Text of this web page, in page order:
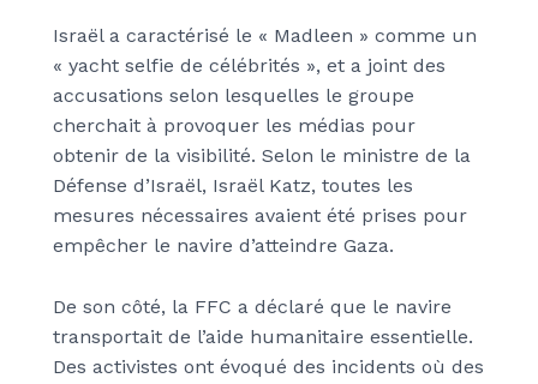
Israël a caractérisé le « Madleen » comme un
« yacht selfie de célébrités », et a joint des
accusations selon lesquelles le groupe
cherchait à provoquer les médias pour
obtenir de la visibilité. Selon le ministre de la
Défense d’Israël, Israël Katz, toutes les
mesures nécessaires avaient été prises pour
empêcher le navire d’atteindre Gaza.
De son côté, la FFC a déclaré que le navire
transportait de l’aide humanitaire essentielle.
Des activistes ont évoqué des incidents où des